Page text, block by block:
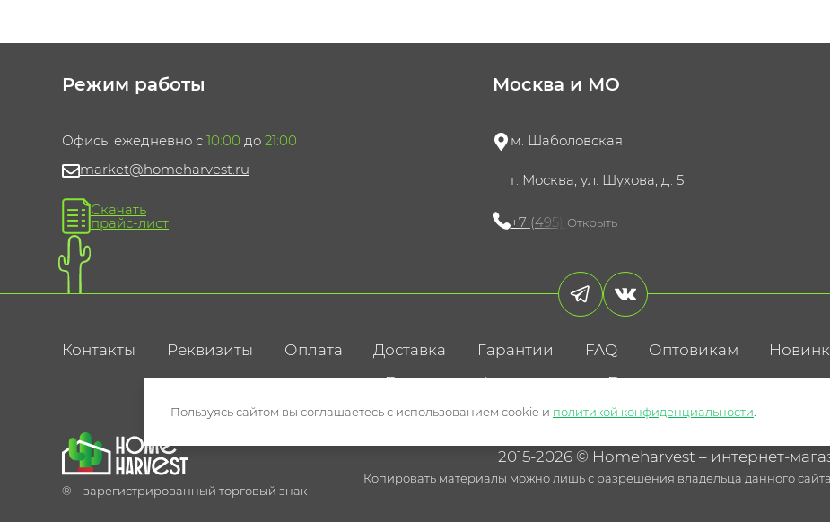
Режим работы
Офисы ежедневно с 10:00 до 21:00
market@homeharvest.ru
Скачать
прайс-лист
Москва и МО
м. Шаболовская
г. Москва, ул. Шухова, д. 5
+7 (495) 721-60-15
Открыть
Контакты Реквизиты Оплата Доставка Гарантии FAQ Оптовикам
Политика конфиденциальностиПользовательское соглашение
® – зарегистрированный торговый знак
2015-2026 © Homeharvest – интернет-
Копировать материалы можно лишь с разрешения владельца данного сайта
Пользуясь сайтом вы соглашаетесь с использованием cookie и политикой конфиденциальности